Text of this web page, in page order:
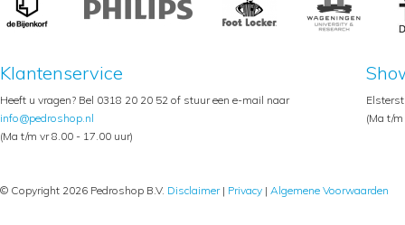
Klantenservice
Heeft u vragen? Bel 0318 20 20 52 of stuur een e-mail naar
info@pedroshop.nl
(Ma t/m vr 8.00 - 17.00 uur)
(Ma t/
© Copyright 2026 Pedroshop B.V. Disclaimer| Privacy | Algemene Voorwaarden